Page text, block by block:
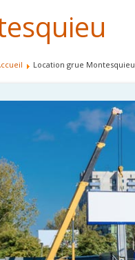
Location grue Montesquieu